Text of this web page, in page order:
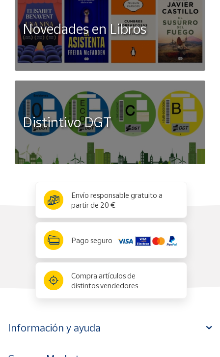
Novedades en Libros
Distintivo DGT
Envío responsable gratuito a
partir de 20 €
Pago seguro
Compra artículos de
distintos vendedores
Información y ayuda